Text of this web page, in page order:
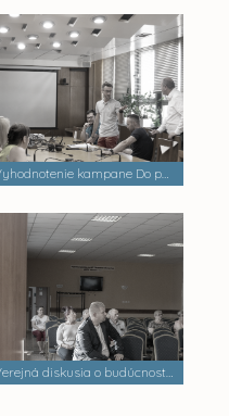
Vyhodnotenie kampane Do práce na bicykli
Verejná diskusia o budúcnosti mestských častí